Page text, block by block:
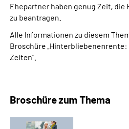
Ehepartner haben genug Zeit,
zu beantragen.
Alle Informationen zu diesem
Broschüre „Hinterbliebenenrente:
Zeiten“.
Broschüre zum Thema